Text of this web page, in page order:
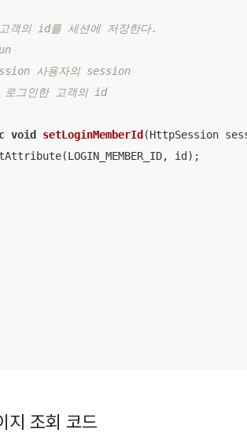
객의 id를 세션에 저장한다.
사용자의 session
그인한 고객의 id
void setLoginMemberId (HttpSession
id);
지 조회 코드